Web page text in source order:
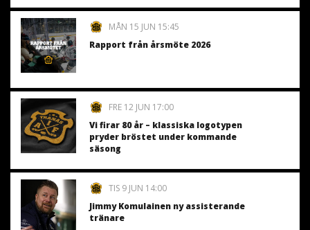
MÅN 15 JUN 15:45
Rapport från årsmöte 2026
FRE 12 JUN 17:00
Vi firar 80 år – klassiska logotypen
pryder bröstet under kommande
säsong
TIS 9 JUN 14:00
Jimmy Komulainen ny assisterande
tränare